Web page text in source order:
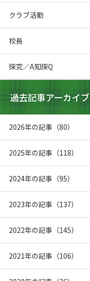
クラブ活動
校長
探究／A知探Q
過去記事アーカイブ
2026年の記事（80）
2025年の記事（118）
2024年の記事（95）
2023年の記事（137）
2022年の記事（145）
2021年の記事（106）